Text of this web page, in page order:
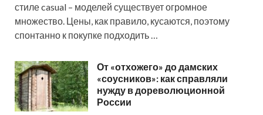
стиле casual – моделей существует огромное
множество. Цены, как правило, кусаются, поэтому
спонтанно к покупке подходить …
От «отхожего» до дамских
«соусников»: как справляли
нужду в дореволюционной
России